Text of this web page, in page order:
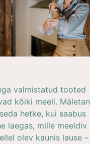
valmistatud tooted
kõiki meeli. Mäletan
hetke, kui saabus
laegas, mille meeldiv
olev kaunis lause –